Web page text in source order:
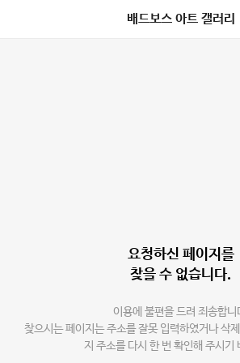
배드보스 아트 갤러리
요청하신 페이지를
찾을 수 없습니다.
이용에 불편을 드려 죄송합니
찾으시는 페이지는 주소를 잘못 입력하였거나 삭
지 주소를 다시 한 번 확인해 주시기